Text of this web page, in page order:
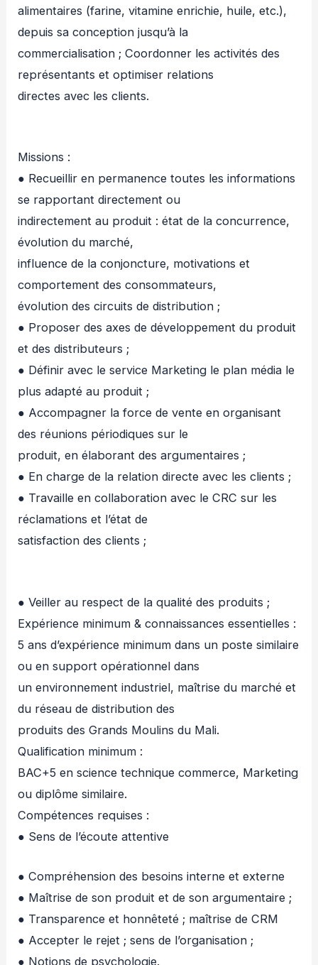
alimentaires (farine, vitamine enrichie, huile, etc.),
depuis sa conception jusqu’à la
commercialisation ; Coordonner les activités des
représentants et optimiser relations
directes avec les clients.
Missions :
● Recueillir en permanence toutes les informations
se rapportant directement ou
indirectement au produit : état de la concurrence,
évolution du marché,
influence de la conjoncture, motivations et
comportement des consommateurs,
évolution des circuits de distribution ;
● Proposer des axes de développement du produit
et des distributeurs ;
● Définir avec le service Marketing le plan média le
plus adapté au produit ;
● Accompagner la force de vente en organisant
des réunions périodiques sur le
produit, en élaborant des argumentaires ;
● En charge de la relation directe avec les clients ;
● Travaille en collaboration avec le CRC sur les
réclamations et l’état de
satisfaction des clients ;
● Veiller au respect de la qualité des produits ;
Expérience minimum & connaissances essentielles :
5 ans d’expérience minimum dans un poste similaire
ou en support opérationnel dans
un environnement industriel, maîtrise du marché et
du réseau de distribution des
produits des Grands Moulins du Mali.
Qualification minimum :
BAC+5 en science technique commerce, Marketing
ou diplôme similaire.
Compétences requises :
● Sens de l’écoute attentive
● Compréhension des besoins interne et externe
● Maîtrise de son produit et de son argumentaire ;
● Transparence et honnêteté ; maîtrise de CRM
● Accepter le rejet ; sens de l’organisation ;
● Notions de psychologie.